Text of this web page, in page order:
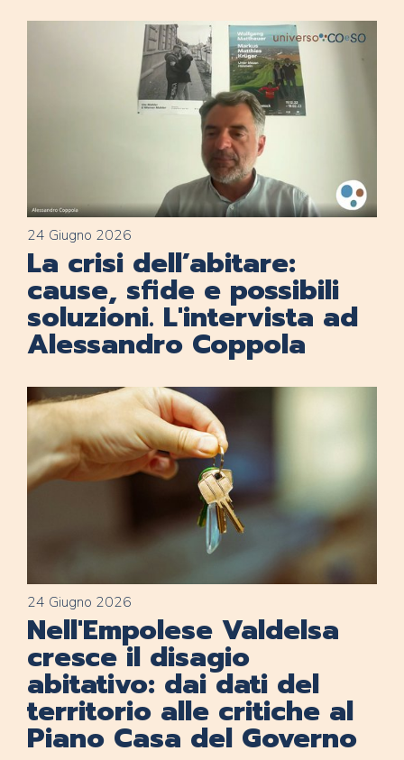
24 Giugno 2026
La crisi dell’abitare:
cause, sfide e possibili
soluzioni. L'intervista ad
Alessandro Coppola
24 Giugno 2026
Nell'Empolese Valdelsa
cresce il disagio
abitativo: dai dati del
territorio alle critiche al
Piano Casa del Governo